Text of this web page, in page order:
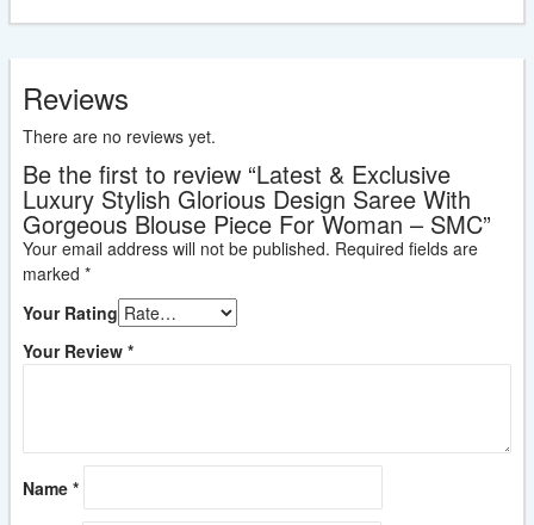
Reviews
There are no reviews yet.
Be the first to review “Latest & Exclusive
Luxury Stylish Glorious Design Saree With
Gorgeous Blouse Piece For Woman – SMC”
Your email address will not be published. Required fields are
marked *
Your Rating
Your Review *
Name *